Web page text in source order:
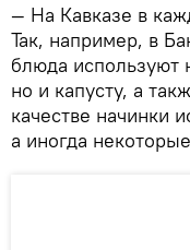
— На Кавказе в
Так, например, в
блюда используют
но и капусту, а
качестве начинки
а иногда